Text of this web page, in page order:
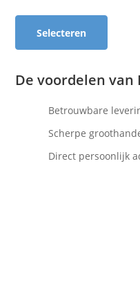
Selecteren
De voordelen van
Betrouwbare
Scherpe
Direct persoonlijk